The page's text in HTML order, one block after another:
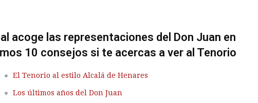
acoge las representaciones del Don Juan en
10 consejos si te acercas a ver al Tenorio
El Tenorio al estilo Alcalá de Henares
Los últimos años del Don Juan